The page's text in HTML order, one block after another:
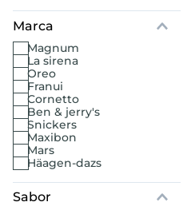
Marca
magnum
la sirena
oreo
franui
cornetto
ben & jerry's
snickers
maxibon
mars
häagen-dazs
Sabor